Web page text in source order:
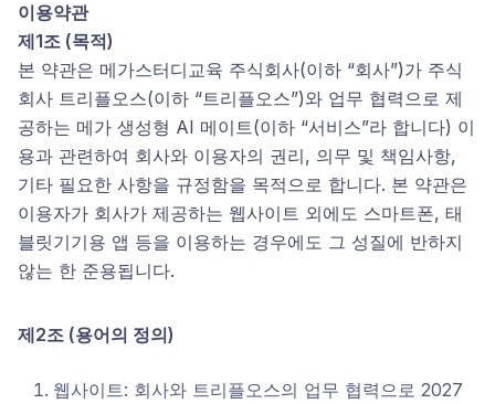
이용약관
제1조 (목적)
본 약관은 메가스터디교육 주식회사(이하 “회사”)가 주식
회사 트리플오스(이하 “트리플오스”)와 업무 협력으로 제
공하는 메가 생성형 AI 메이트(이하 “서비스”라 합니다) 이
용과 관련하여 회사와 이용자의 권리, 의무 및 책임사항,
기타 필요한 사항을 규정함을 목적으로 합니다. 본 약관은
이용자가 회사가 제공하는 웹사이트 외에도 스마트폰, 태
블릿기기용 앱 등을 이용하는 경우에도 그 성질에 반하지
않는 한 준용됩니다.
제2조 (용어의 정의)
웹사이트: 회사와 트리플오스의 업무 협력으로 2027